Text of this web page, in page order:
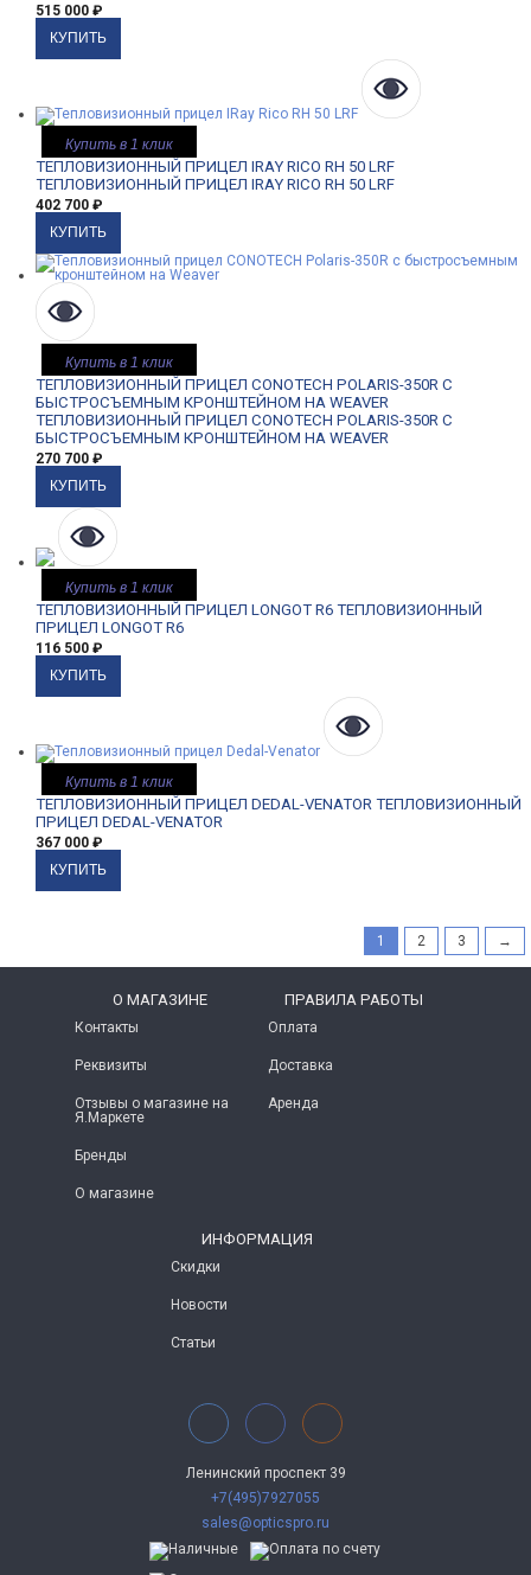
515 000 ₽
Купить в 1 клик
ТЕПЛОВИЗИОННЫЙ ПРИЦЕЛ IRAY RICO RH 50 LRF
ТЕПЛОВИЗИОННЫЙ ПРИЦЕЛ IRAY RICO RH 50 LRF
402 700 ₽
Купить в 1 клик
ТЕПЛОВИЗИОННЫЙ ПРИЦЕЛ CONOTECH POLARIS-350R С
БЫСТРОСЪЕМНЫМ КРОНШТЕЙНОМ НА WEAVER
ТЕПЛОВИЗИОННЫЙ ПРИЦЕЛ CONOTECH POLARIS-350R С
БЫСТРОСЪЕМНЫМ КРОНШТЕЙНОМ НА WEAVER
270 700 ₽
Купить в 1 клик
ТЕПЛОВИЗИОННЫЙ ПРИЦЕЛ LONGOT R6 ТЕПЛОВИЗИОННЫЙ
ПРИЦЕЛ LONGOT R6
116 500 ₽
Купить в 1 клик
ТЕПЛОВИЗИОННЫЙ ПРИЦЕЛ DEDAL-VENATOR ТЕПЛОВИЗИОННЫЙ
ПРИЦЕЛ DEDAL-VENATOR
367 000 ₽
1 2 3 →
O МАГАЗИНЕ
Контакты
Реквизиты
Отзывы о магазине на
Я.Маркете
Бренды
О магазине
ПРАВИЛА РАБОТЫ
Оплата
Доставка
Аренда
ИНФОРМАЦИЯ
Скидки
Новости
Статьи
Ленинский проспект 39
+7(495)7927055
sales@opticspro.ru